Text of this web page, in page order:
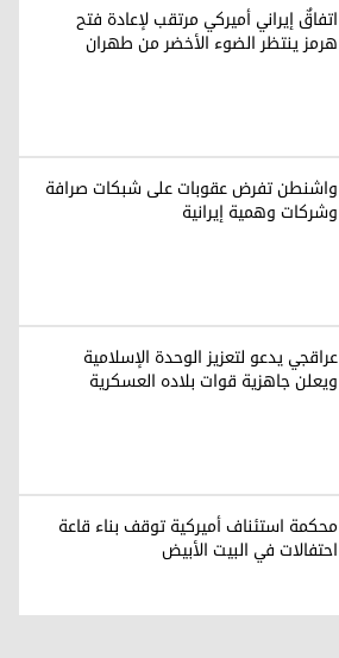
اتفاقٌ إيراني أميركي مرتقب لإعادة فتح
هرمز ينتظر الضوء الأخضر من طهران
واشنطن تفرض عقوبات على شبكات صرافة
وشركات وهمية إيرانية
عراقجي يدعو لتعزيز الوحدة الإسلامية
ويعلن جاهزية قوات بلاده العسكرية
محكمة استئناف أميركية توقف بناء قاعة
احتفالات في البيت الأبيض